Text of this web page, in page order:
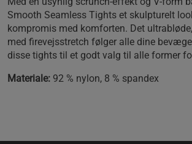
Smooth Seamless Tights et skulpturelt
kompromis med komforten. Det
med firevejsstretch følger alle dine
disse tights til et godt valg til alle former
Materiale: 92 % nylon, 8 % spandex